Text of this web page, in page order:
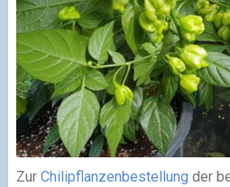
Zur Chilipflanzenbestellung der